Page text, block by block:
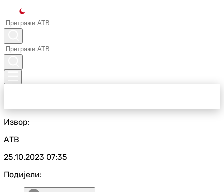
Извор:
АТВ
25.10.2023 07:35
Подијели: